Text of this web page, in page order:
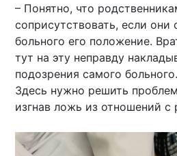
– Понятно, что
соприсутствовать, если они
больного его положение.
тут на эту неправду
подозрения самого
Здесь нужно решить
изгнав ложь из отношений